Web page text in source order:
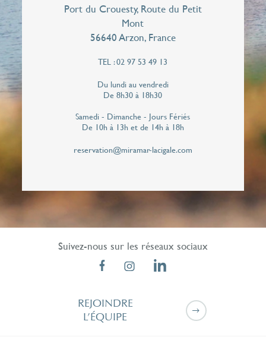
Port du Crouesty, Route du Petit
Mont
56640 Arzon, France
TEL : 02 97 53 49 13
Du lundi au vendredi
De 8h30 à 18h30
Samedi - Dimanche - Jours Fériés
De 10h à 13h et de 14h à 18h
reservation@miramar-lacigale.com
J'autorise le Miramar La Cigale à me contacter
de façon personnalisée pour répondre à cette
ne seront jamais communiqués à des tiers.*
Suivez-nous sur les réseaux sociaux
REJOINDRE
L’ÉQUIPE